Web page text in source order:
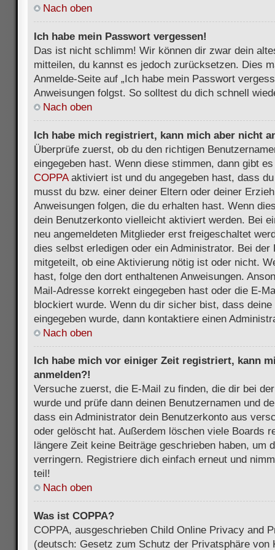
Nach oben
Ich habe mein Passwort vergessen!
Das ist nicht schlimm! Wir können dir zwar dein
mitteilen, du kannst es jedoch zurücksetzen. Dies
Anmelde-Seite auf „Ich habe mein Passwort
Anweisungen folgst. So solltest du dich schnell
Nach oben
Ich habe mich registriert, kann mich aber nicht
Überprüfe zuerst, ob du den richtigen
eingegeben hast. Wenn diese stimmen, dann gibt
COPPAaktiviert ist und du angegeben hast, dass
musst du bzw. einer deiner Eltern oder deiner
Anweisungen folgen, die du erhalten hast. Wenn
dein Benutzerkonto vielleicht aktiviert werden. Bei
neu angemeldeten Mitglieder erst freigeschaltet
dies selbst erledigen oder ein Administrator. Bei der
mitgeteilt, ob eine Aktivierung nötig ist oder nicht.
hast, folge den dort enthaltenen Anweisungen.
Mail-Adresse korrekt eingegeben hast oder die E-
blockiert wurde. Wenn du dir sicher bist, dass
eingegeben wurde, dann kontaktiere einen
Nach oben
Ich habe mich vor einiger Zeit registriert, kann
anmelden?!
Versuche zuerst, die E-Mail zu finden, die dir bei
wurde und prüfe dann deinen Benutzernamen und
dass ein Administrator dein Benutzerkonto aus
oder gelöscht hat. Außerdem löschen viele Boards
längere Zeit keine Beiträge geschrieben haben, um
verringern. Registriere dich einfach erneut und
teil!
Nach oben
Was ist COPPA?
COPPA, ausgeschrieben Child Online Privacy and
(deutsch: Gesetz zum Schutz der Privatsphäre von